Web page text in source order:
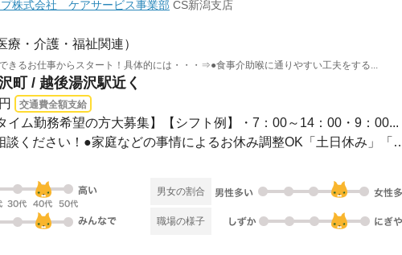
プ株式会社 ケアサービス事業部 CS新潟支店
療・介護・福祉関連）
きるお仕事からスタート！具体的には・・・⇒●食事介助喉に通りやすい工夫をする...
町 / 越後湯沢駅近く
交通費全額支給
イム勤務希望の方大募集】【シフト例】・7：00～14：00・9：00...
●希望のお休みをご相談ください！●家庭などの事
男女の割合
職場の様子